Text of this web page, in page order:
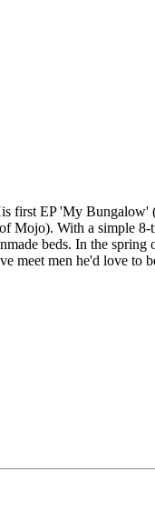
first EP 'My Bungalow'
Mojo). With a simple 8-
beds. In the
meet men he'd love to